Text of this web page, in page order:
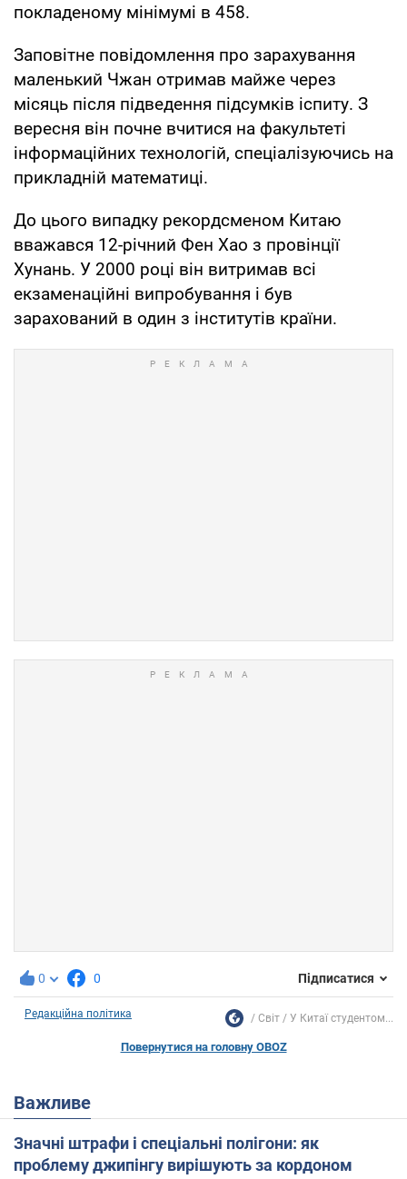
покладеному мінімумі в 458.
Заповітне повідомлення про зарахування
маленький Чжан отримав майже через
місяць після підведення підсумків іспиту. З
вересня він почне вчитися на факультеті
інформаційних технологій, спеціалізуючись на
прикладній математиці.
До цього випадку рекордсменом Китаю
вважався 12-річний Фен Хао з провінції
Хунань. У 2000 році він витримав всі
екзаменаційні випробування і був
зарахований в один з інститутів країни.
0 0 Підписатися
Редакційна політика Світ У Китаї студентом...
Повернутися на головну OBOZ
Важливе
Значні штрафи і спеціальні полігони: як
проблему джипінгу вирішують за кордоном